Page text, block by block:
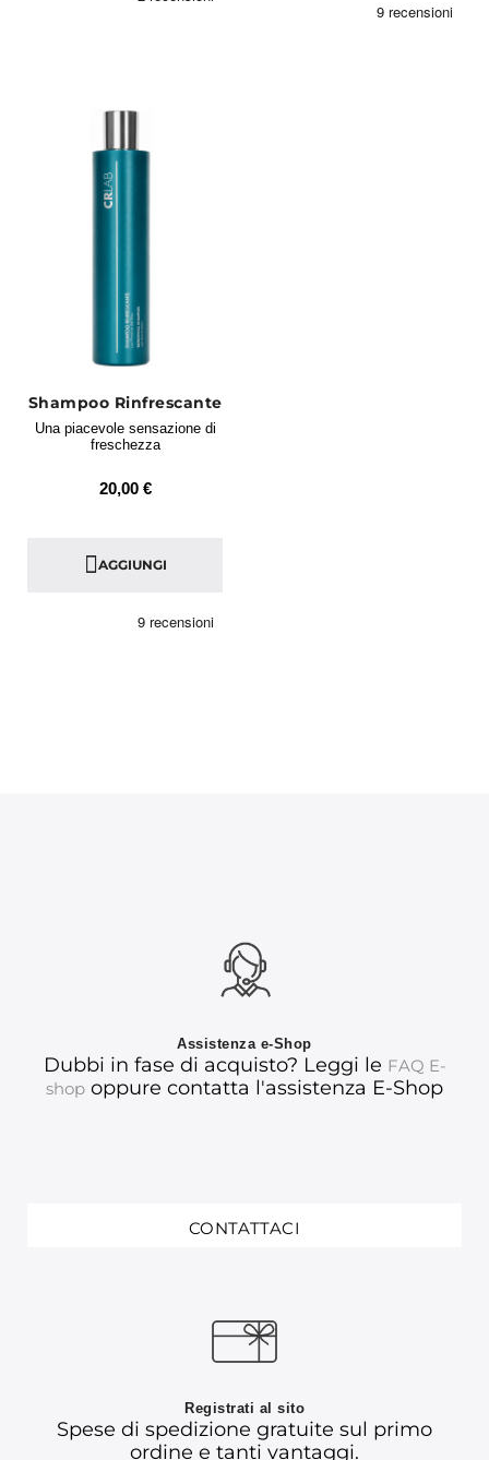
Shampoo Rinfrescante
Una piacevole sensazione di
freschezza
20,00 €
AGGIUNGI
Assistenza e-Shop
Dubbi in fase di acquisto? Leggi le FAQ E-
shop oppure contatta l'assistenza E-Shop
CONTATTACI
Registrati al sito
Spese di spedizione gratuite sul primo
ordine e tanti vantaggi.